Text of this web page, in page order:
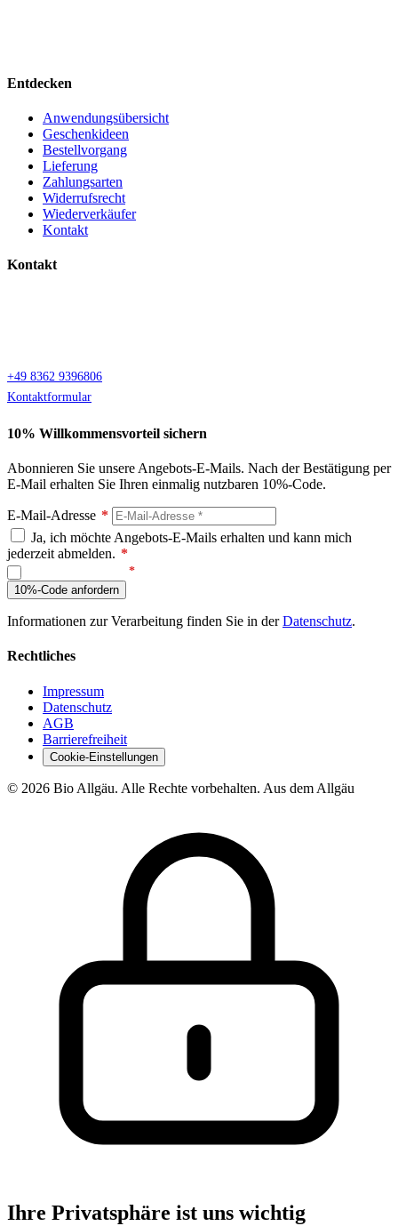
Entdecken
Anwendungsübersicht
Geschenkideen
Bestellvorgang
Lieferung
Zahlungsarten
Widerrufsrecht
Wiederverkäufer
Kontakt
Kontakt
+49 8362 9396806
Kontaktformular
10% Willkommensvorteil sichern
Abonnieren Sie unsere Angebots-E-Mails. Nach der Bestätigung per
E-Mail erhalten Sie Ihren einmalig nutzbaren 10%-Code.
E-Mail-Adresse *
Ja, ich möchte Angebots-E-Mails erhalten und kann mich
jederzeit abmelden. *
10%-Code anfordern
Informationen zur Verarbeitung finden Sie in derDatenschutz.
Rechtliches
Impressum
Datenschutz
AGB
Barrierefreiheit
Cookie-Einstellungen
© 2026 Bio Allgäu. Alle Rechte vorbehalten. Aus dem Allgäu
Ihre Privatsphäre ist uns wichtig